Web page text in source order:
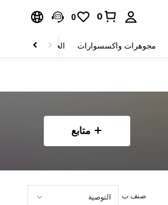
0
0
مجوهرات واكسسوارات الحقائب والأمتعة
متابع
صنف ب